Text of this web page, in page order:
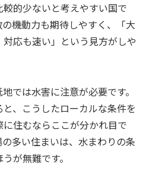
的少ないと考えやすい国で
機動力も期待しやすく、「大
応も速い」という見方がしや
では水害に注意が必要です。
、こうしたローカルな条件を
住むならここが分かれ目で
多い住まいは、水まわりの条
が無難です。